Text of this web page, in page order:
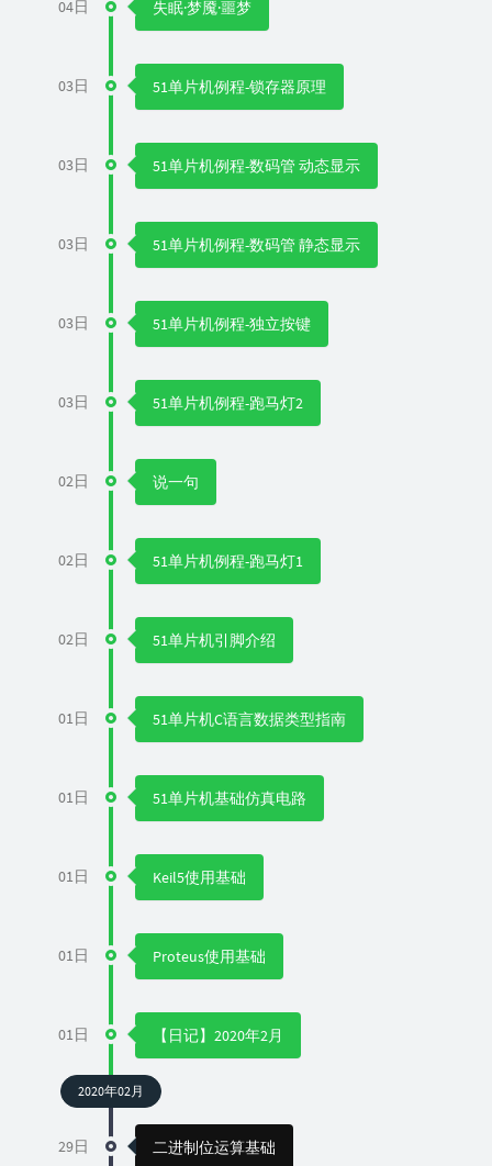
04日 失眠·梦魇·噩梦
03日 51单片机例程-锁存器原理
03日 51单片机例程-数码管 动态显示
03日 51单片机例程-数码管 静态显示
03日 51单片机例程-独立按键
03日 51单片机例程-跑马灯2
02日 说一句
02日 51单片机例程-跑马灯1
02日 51单片机引脚介绍
01日 51单片机C语言数据类型指南
01日 51单片机基础仿真电路
01日 Keil5使用基础
01日 Proteus使用基础
01日 【日记】2020年2月
2020年02月
29日 二进制位运算基础